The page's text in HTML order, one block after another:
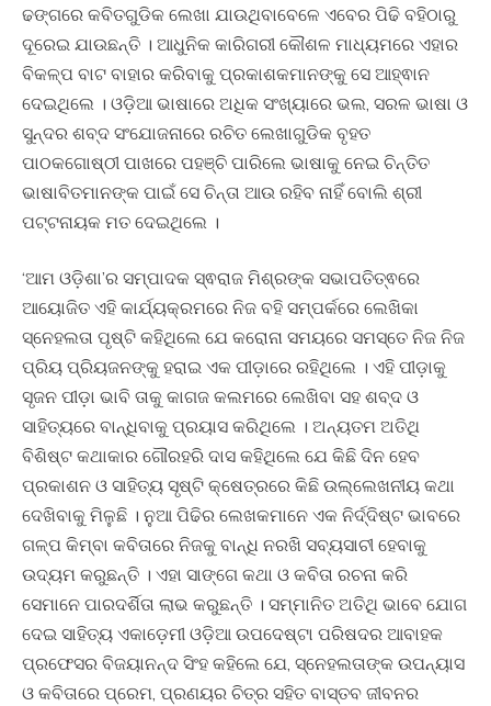
ଢଙ୍ଗରେ କବିତଗୁଡିକ ଲେଖା ଯାଉଥିବାବେଳେ ଏବେର ପିଢି ବହିଠାରୁ
ଦୂରେଇ ଯାଉଛନ୍ତି । ଆଧୁନିକ କାରିଗରୀ କୌଶଳ ମାଧ୍ୟମରେ ଏହାର
ବିକଳ୍ପ ବାଟ ବାହାର କରିବାକୁ ପ୍ରକାଶକମାନଙ୍କୁ ସେ ଆହ୍ଵାନ
ଦେଇଥିଲେ । ଓଡ଼ିଆ ଭାଷାରେ ଅଧିକ ସଂଖ୍ୟାରେ ଭଲ, ସରଳ ଭାଷା ଓ
ସୁନ୍ଦର ଶବ୍ଦ ସଂଯୋଜନାରେ ରଚିତ ଲେଖାଗୁଡିକ ବୃହତ
ପାଠକଗୋଷ୍ଠୀ ପାଖରେ ପହଞ୍ଚି ପାରିଲେ ଭାଷାକୁ ନେଇ ଚିନ୍ତିତ
ଭାଷାବିତମାନଙ୍କ ପାଇଁ ସେ ଚିନ୍ତା ଆଉ ରହିବ ନାହିଁ ବୋଲି ଶ୍ରୀ
ପଟ୍ଟନାୟକ ମତ ଦେଇଥିଲେ ।
‘ଆମ ଓଡ଼ିଶା’ର ସମ୍ପାଦକ ସ୍ଵରାଜ ମିଶ୍ରଙ୍କ ସଭାପତିତ୍ଵରେ
ଆୟୋଜିତ ଏହି କାର୍ଯ୍ୟକ୍ରମରେ ନିଜ ବହି ସମ୍ପର୍କରେ ଲେଖିକା
ସ୍ନେହଲତା ପୃଷ୍ଟି କହିଥିଲେ ଯେ କରୋନା ସମୟରେ ସମସ୍ତେ ନିଜ ନିଜ
ପ୍ରିୟ ପ୍ରିୟଜନଙ୍କୁ ହରାଇ ଏକ ପୀଡ଼ାରେ ରହିଥିଲେ । ଏହି ପୀଡ଼ାକୁ
ସୃଜନ ପୀଡ଼ା ଭାବି ତାକୁ କାଗଜ କଲମରେ ଲେଖିବା ସହ ଶବ୍ଦ ଓ
ସାହିତ୍ୟରେ ବାନ୍ଧିବାକୁ ପ୍ରୟାସ କରିଥିଲେ । ଅନ୍ୟତମ ଅତିଥି
ବିଶିଷ୍ଟ କଥାକାର ଗୌରହରି ଦାସ କହିଥିଲେ ଯେ କିଛି ଦିନ ହେବ
ପ୍ରକାଶନ ଓ ସାହିତ୍ୟ ସୃଷ୍ଟି କ୍ଷେତ୍ରରେ କିଛି ଉଲ୍ଲେଖନୀୟ କଥା
ଦେଖିବାକୁ ମିଳୁଛି । ନୁଆ ପିଢିର ଲେଖକମାନେ ଏକ ନିର୍ଦ୍ଦିଷ୍ଟ ଭାବରେ
ଗଳ୍ପ କିମ୍ବା କବିତାରେ ନିଜକୁ ବାନ୍ଧି ନରଖି ସବ୍ୟସାଚୀ ହେବାକୁ
ଉଦ୍ୟମ କରୁଛନ୍ତି । ଏହା ସାଙ୍ଗେ କଥା ଓ କବିତା ରଚନା କରି
ସେମାନେ ପାରଦର୍ଶିତା ଲାଭ କରୁଛନ୍ତି । ସମ୍ମାନିତ ଅତିଥି ଭାବେ ଯୋଗ
ଦେଇ ସାହିତ୍ୟ ଏକାଡ଼େମୀ ଓଡ଼ିଆ ଉପଦେଷ୍ଟା ପରିଷଦର ଆବାହକ
ପ୍ରଫେସର ବିଜୟାନନ୍ଦ ସିଂହ କହିଲେ ଯେ, ସ୍ନେହଲତାଙ୍କ ଉପନ୍ୟାସ
ଓ କବିତାରେ ପ୍ରେମ, ପ୍ରଣୟର ଚିତ୍ର ସହିତ ବାସ୍ତବ ଜୀବନର